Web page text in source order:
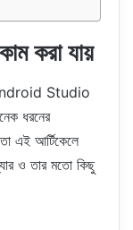
করা যায়
Studio
ধরনের
এই আর্টিকেলে
ও তার মতো কিছু